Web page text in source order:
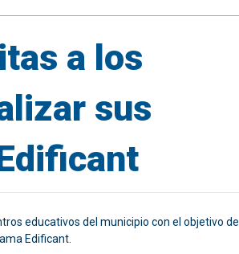
a los
sus
educativos del municipio con el objetivo de
Edificant.